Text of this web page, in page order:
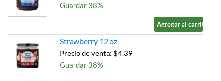
Guardar 38%
Agregar al carrito »
Strawberry 12 oz
Precio de venta: $4.39
Guardar 38%